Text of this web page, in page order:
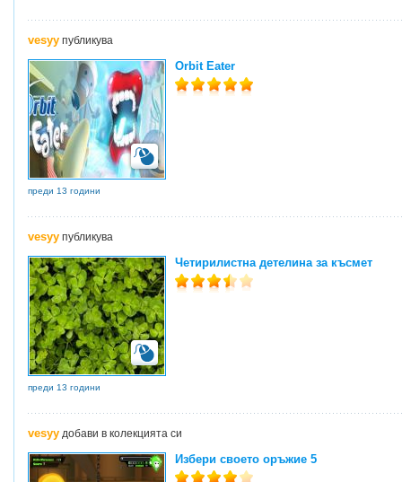
vesyy публикува
Orbit Eater
преди 13 години
vesyy публикува
Четирилистна детелина за късмет
преди 13 години
vesyy добави в колекцията си
Избери своето оръжие 5